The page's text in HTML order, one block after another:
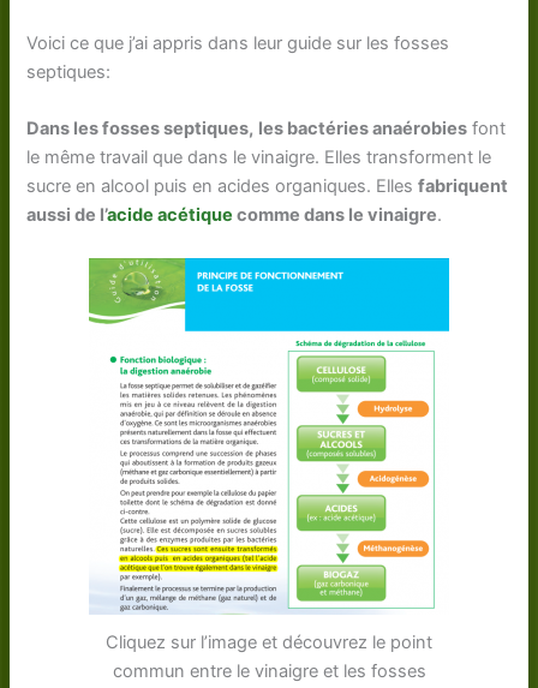
Voici ce que j’ai appris dans leur guide sur les fosses
septiques:
Dans les fosses septiques, les bactéries anaérobies font
le même travail que dans le vinaigre. Elles transforment le
sucre en alcool puis en acides organiques. Ellesfabriquent
aussi de l’acide acétique comme dans le vinaigre.
Cliquez sur l’image et découvrez le point
commun entre le vinaigre et les fosses